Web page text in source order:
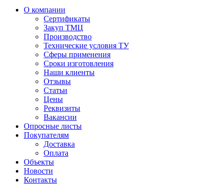
О компании
Сертификаты
Закуп ТМЦ
Производство
Технические условия ТУ
Сферы применения
Сроки изготовления
Наши клиенты
Отзывы
Статьи
Цены
Реквизиты
Вакансии
Опросные листы
Покупателям
Доставка
Оплата
Объекты
Новости
Контакты